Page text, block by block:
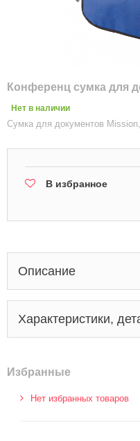
Конференц сумка для
Нет в наличии
Сумка для документов
В избранное
Описание
Характеристики,
Избранные
Нет избранных товаров